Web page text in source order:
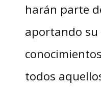
harán parte
aportando su
todos